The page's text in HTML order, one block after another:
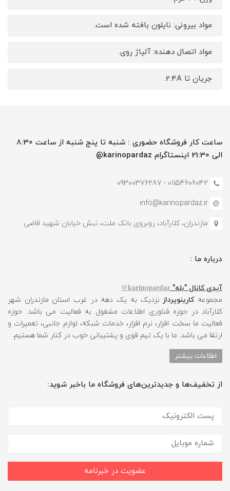
مواد بیرونی: نایلون بافته شده است.
مواد اتصال دهنده: آلیاژ روی.
جریان تا 2.4A.
ساعت کار فروشگاه حضوری : شنبه تا پنج شنبه از ساعت 8:30
الی 21:30 اینستاگرام karinopardaz@
01154606042 - 09300376287
info@karinopardaz.ir
مازندران، کلارآباد، روبروی بانک ملت، نبش خیابان شهید قاضی
درباره ما :
آیدی کانال "بله" karinopardaz@
مجموعهکارینوپرداز نزدیک به یک دهه در غرب استان مازندران شهر
کلارآباد در حوزه فناوری اطلاعات مشغول به فعالیت می باشد. حوزه
فعالیت ما سخت افزار، نرم افزار، خدمات شبکه، لوازم جانبی، تعمیرات و
ارتقا می باشد. ما با یک تیم قوی و پشتیبانی خوب در کنار شما هستیم.
اطلاعات بیشتر
از تخفیف‌ها و جدیدترین‌های فروشگاه ما باخبر شوید:
عضویت در خبرنامه